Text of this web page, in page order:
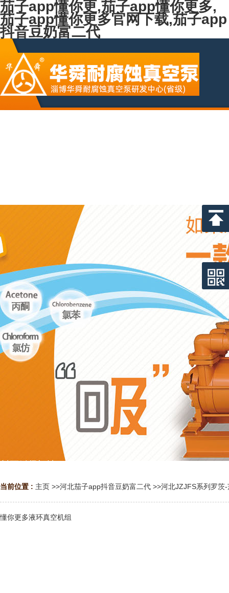
茄子app懂你更,茄子app懂你更多,
茄子app懂你更多官网下载,茄子app
抖音豆奶富二代
当前位置 : 主页 >>河北茄子app抖音豆奶富二代 >>河北JZJFS系列罗茨
懂你更多液环真空机组